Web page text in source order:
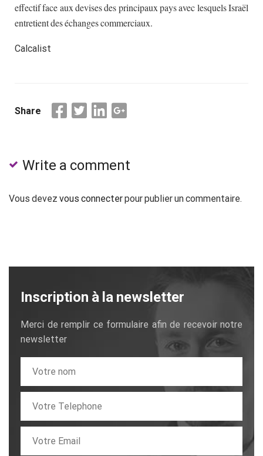
effectif face aux devises des principaux pays avec lesquels Israël
entretient des échanges commerciaux.
Calcalist
Share
Write a comment
Vous devez vous connecterpour publier un commentaire.
Inscription à la newsletter
Merci de remplir ce formulaire afin de recevoir notre
newsletter